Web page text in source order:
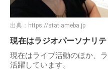
出典： https://stat.ameba.jp
現在はラジオパーソナリテ
現在はライブ活動のほか、
活躍しています。